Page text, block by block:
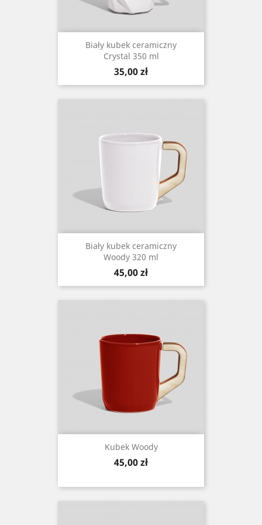
Biały kubek ceramiczny
Crystal 350 ml
Cena
35,00 zł
Biały kubek ceramiczny
Woody 320 ml
Cena
45,00 zł
Kubek Woody
Cena
45,00 zł